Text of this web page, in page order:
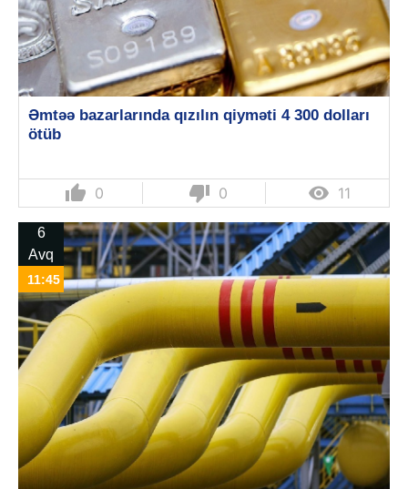
Əmtəə bazarlarında qızılın qiyməti 4 300 dolları
ötüb
thumb_up 0 thumb_down 0  11
6
Avq
11:45